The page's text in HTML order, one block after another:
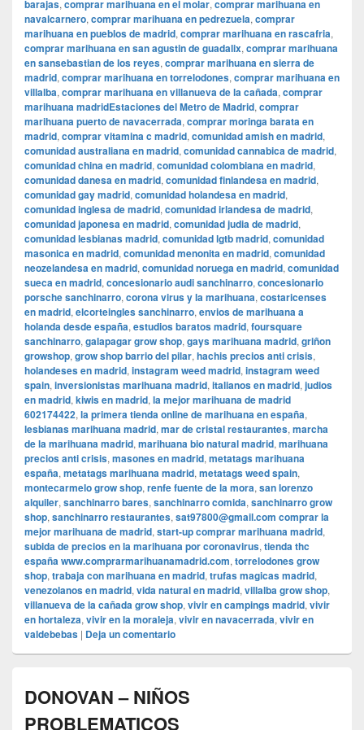
barajas, comprar marihuana en el molar, comprar marihuana en
navalcarnero, comprar marihuana en pedrezuela, comprar
marihuana en pueblos de madrid, comprar marihuana en rascafria,
comprar marihuana en san agustin de guadalix, comprar marihuana
en sansebastian de los reyes, comprar marihuana en sierra de
madrid, comprar marihuana en torrelodones, comprar marihuana en
villalba, comprar marihuana en villanueva de la cañada, comprar
marihuana madridEstaciones del Metro de Madrid, comprar
marihuana puerto de navacerrada, comprar moringa barata en
madrid, comprar vitamina c madrid, comunidad amish en madrid,
comunidad australiana en madrid, comunidad cannabica de madrid,
comunidad china en madrid, comunidad colombiana en madrid,
comunidad danesa en madrid, comunidad finlandesa en madrid,
comunidad gay madrid, comunidad holandesa en madrid,
comunidad inglesa de madrid, comunidad irlandesa de madrid,
comunidad japonesa en madrid, comunidad judia de madrid,
comunidad lesbianas madrid, comunidad lgtb madrid, comunidad
masonica en madrid, comunidad menonita en madrid, comunidad
neozelandesa en madrid, comunidad noruega en madrid, comunidad
sueca en madrid, concesionario audi sanchinarro, concesionario
porsche sanchinarro, corona virus y la marihuana, costaricenses
en madrid, elcorteingles sanchinarro, envios de marihuana a
holanda desde españa, estudios baratos madrid, foursquare
sanchinarro, galapagar grow shop, gays marihuana madrid, griñon
growshop, grow shop barrio del pilar, hachis precios anti crisis,
holandeses en madrid, instagram weed madrid, instagram weed
spain, inversionistas marihuana madrid, italianos en madrid, judios
en madrid, kiwis en madrid, la mejor marihuana de madrid
602174422, la primera tienda online de marihuana en españa,
lesbianas marihuana madrid, mar de cristal restaurantes, marcha
de la marihuana madrid, marihuana bio natural madrid, marihuana
precios anti crisis, masones en madrid, metatags marihuana
españa, metatags marihuana madrid, metatags weed spain,
montecarmelo grow shop, renfe fuente de la mora, san lorenzo
alquiler, sanchinarro bares, sanchinarro comida, sanchinarro grow
shop, sanchinarro restaurantes, sat97800@gmail.com comprar la
mejor marihuana de madrid, start-up comprar marihuana madrid,
subida de precios en la marihuana por coronavirus, tienda thc
españa www.comprarmarihuanamadrid.com, torrelodones grow
shop, trabaja con marihuana en madrid, trufas magicas madrid,
venezolanos en madrid, vida natural en madrid, villalba grow shop,
villanueva de la cañada grow shop, vivir en campings madrid, vivir
en hortaleza, vivir en la moraleja, vivir en navacerrada, vivir en
valdebebas | Deja un comentario
DONOVAN – NIÑOS
PROBLEMATICOS